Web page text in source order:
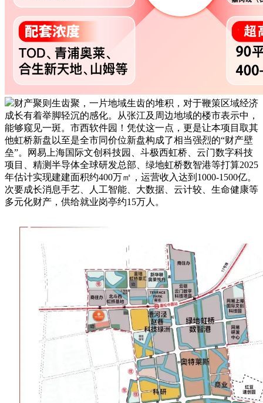
财产聚则生齿聚，一片地域生齿的堆积，对于鞭策区域经济
成长有着举脚轻沉的感化。从张江及周边地域的楼市表示中，
能够窥见一斑。市西软件园！凭仗这一点，更是让本项目取其
他虹桥新盘以至是全市同价位新盘构成了相当强烈的“财产壁
垒”。网易上海国际文创科技园、斗极西虹桥、云门数字科技
项目、精测半导体全球研发总部、绿地虹桥数智港等打算2025
年估计实现建建面积约400万㎡，运营收入达到1000-1500亿。
次要成长消息手艺、人工智能、大数据、云计较、生命健康等
多元化财产，供给就业岗亭约15万人。